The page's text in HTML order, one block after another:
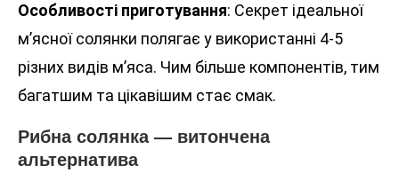
Особливості приготування: Секрет ідеальної
м’ясної солянки полягає у використанні 4-5
різних видів м’яса. Чим більше компонентів, тим
багатшим та цікавішим стає смак.
Рибна солянка — витончена
альтернатива